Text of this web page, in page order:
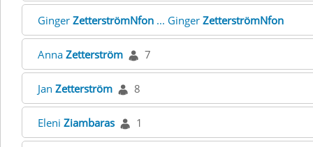
Ginger ZetterströmNfon ... Ginger ZetterströmNfon
Anna Zetterström 7
Jan Zetterström 8
Eleni Ziambaras 1